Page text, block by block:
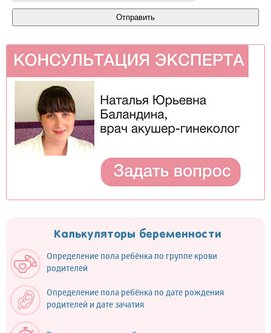
Калькуляторы беременности
Определение пола ребёнка по группе крови
родителей
Определение пола ребёнка по дате рождения
родителей и дате зачатия